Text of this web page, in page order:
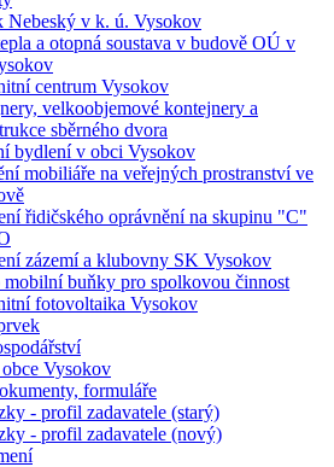
Nebeský v k. ú. Vysokov
a otopná soustava v budově OÚ v
centrum Vysokov
velkoobjemové kontejnery a
sběrného dvora
bydlení v obci Vysokov
mobiliáře na veřejných prostranství ve
řidičského oprávnění na skupinu "C"
zázemí a klubovny SK Vysokov
mobilní buňky pro spolkovou činnost
fotovoltaika Vysokov
Vysokov
formuláře
- profil zadavatele (starý)
- profil zadavatele (nový)